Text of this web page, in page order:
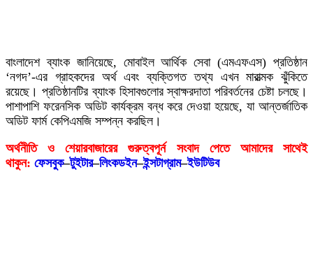
বাংলাদেশ ব্যাংক জানিয়েছে, মোবাইল আর্থিক সেবা (এমএফএস) প্রতিষ্ঠান
‘নগদ’-এর গ্রাহকদের অর্থ এবং ব্যক্তিগত তথ্য এখন মারাত্মক ঝুঁকিতে
রয়েছে। প্রতিষ্ঠানটির ব্যাংক হিসাবগুলোর স্বাক্ষরদাতা পরিবর্তনের চেষ্টা চলছে।
পাশাপাশি ফরেনসিক অডিট কার্যক্রম বন্ধ করে দেওয়া হয়েছে, যা আন্তর্জাতিক
অডিট ফার্ম কেপিএমজি সম্পন্ন করছিল।
অর্থনীতি ও শেয়ারবাজারের গুরুত্বপূর্ন সংবাদ পেতে আমাদের সাথেই
থাকুন: ফেসবুক–টুইটার–লিংকডইন–ইন্সটাগ্রাম–ইউটিউব